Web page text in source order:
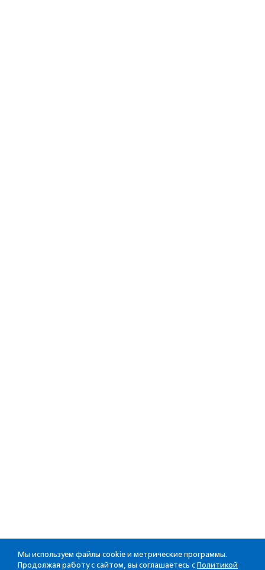
Мы используем файлы cookie и метрические программы.
Продолжая работу с сайтом, вы соглашаетесь с Политикой